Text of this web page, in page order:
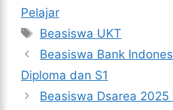
Pelajar
Tag
Beasiswa UKT
Beasiswa Bank
Diploma dan S1
Beasiswa Dsarea